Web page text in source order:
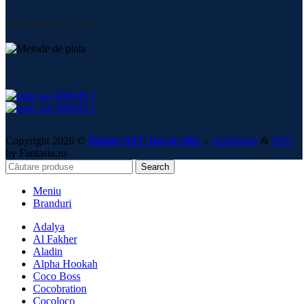
Metode de plată:
Copyright 2026 © Master ATC Invest SRL - webdesign & SEO
by Fantasia.ro
Search
Meniu
Branduri
Adalya
Al Fakher
Aladin
Alpha Hookah
Coco Boss
Cocobration
Cocoloco